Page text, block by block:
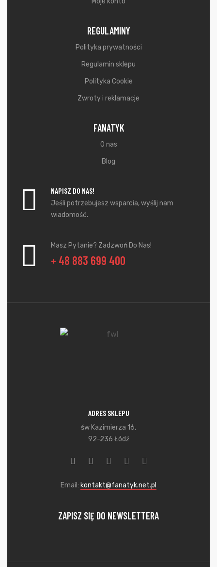
REGULAMINY
Polityka prywatności
Regulamin sklepu
Polityka Cookie
Zwroty i reklamacje
FANATYK
O nas
Blog
NAPISZ DO NAS!
Jeśli potrzebujesz wsparcia, wyślij nam
wiadomość.
Masz Pytanie? Zadzwoń Do Nas!
+ 48 883 699 400
ADRES SKLEPU
św Kazimierza 16,
92-236 Łódź
Email: kontakt@fanatyk.net.pl
ZAPISZ SIĘ DO NEWSLETTERA